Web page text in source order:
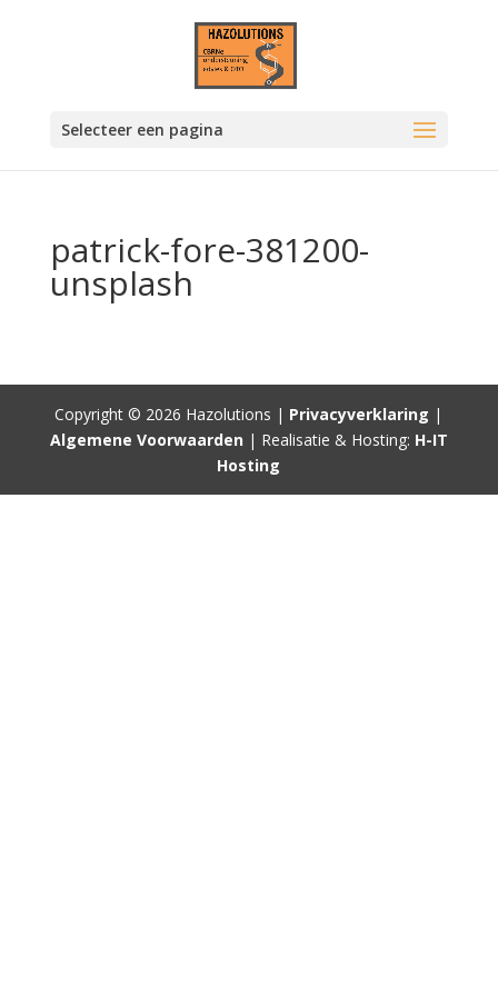
Selecteer een pagina
patrick-fore-381200-
unsplash
Copyright © 2026 Hazolutions | Privacyverklaring |
Algemene Voorwaarden| Realisatie & Hosting: H-IT
Hosting